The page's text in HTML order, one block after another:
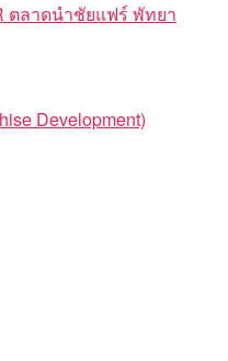
ตลาดนำชัยแฟร์ พัทยา
Development)